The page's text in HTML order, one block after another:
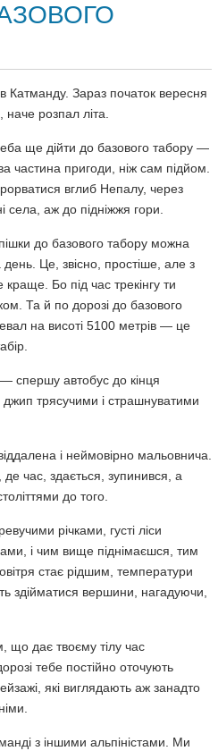
Зараз початок вересня
наче розпал літа.
ще дійти до базового табору —
частина пригоди, ніж сам підйом.
вглиб Непалу, через
села, аж до підніжжя гори.
до базового табору можна
день. Це, звісно, простіше, але з
краще. Бо під час трекінгу ти
Та й по дорозі до базового
на висоті 5100 метрів — це
спершу автобус до кінця
трясучими і страшнуватими
і неймовірно мальовнича.
де час, здається, зупинився, а
до того.
річками, густі ліси
і чим вище піднімаєшся, тим
стає рідшим, температури
здійматися вершини, нагадуючи,
що дає твоєму тілу час
тебе постійно оточують
які виглядають аж занадто
з іншими альпіністами. Ми